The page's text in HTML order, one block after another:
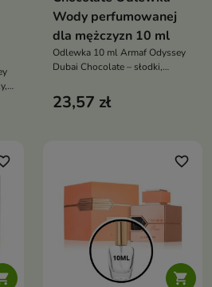
Wody perfumowanej
dla mężczyzn 10 ml
Odlewka 10 ml Armaf Odyssey
Dubai Chocolate – słodki,
zapach gourmand z nutami
kawy, orzechów i czekolady
23,57 zł

favorite_border